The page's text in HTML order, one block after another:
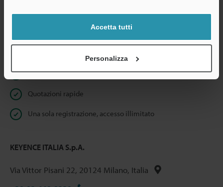
Accetta tutti
Personalizza
Dichiarazione sulla privacy
Download istantaneo della documentazione
Quotazioni rapide
Una sola registrazione, accesso illimitato
KEYENCE ITALIA S.p.A.
Via Vittor Pisani 22, 20124 Milano, Italia